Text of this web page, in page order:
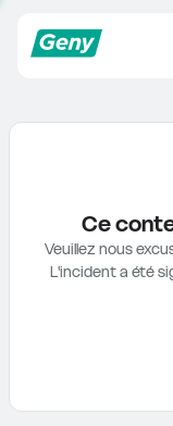
Ce
Veuillez nous
L'incident a été